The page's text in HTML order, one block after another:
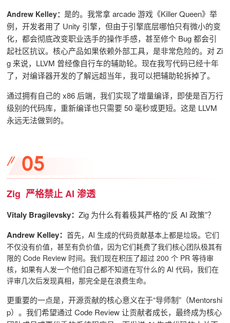
Andrew Kelley： 是的。我常拿 arcade 游戏《Killer Queen》举
例，开发者用了 Unity 引擎，但由于引擎底层哪怕只有微小的变
化，都会彻底改变职业选手的操作手感，甚至修个 Bug 都会引
起社区抗议。核心产品如果依赖外部工具，是非常危险的。对 Zi
g 来说，LLVM 曾经像自行车的辅助轮。现在我写代码已经十年
了，对编译器开发的了解远超当年，我可以把辅助轮拆掉了。
通过拥有自己的 x86 后端，我们实现了增量编译，即使是百万行
级别的代码库，重新编译也只需要 50 毫秒或更短。这是 LLVM
永远无法做到的。
Zig 严格禁止 AI 渗透
Vitaly Bragilevsky： Zig 为什么有着极其严格的“反 AI 政策”？
Andrew Kelley： 首先，AI 生成的代码贡献基本上都是垃圾。 它们
不仅没有价值，甚至有负价值，因为它们耗费了我们核心团队极其有
限的 Code Review 时间。 我们现在积压了超过 200 个 PR 等待审
核， 如果有人发一个他们自己都不知道在写什么的 AI 代码，我们在
评审几次后发现真相，那完全是在浪费生命。
更重要的一点是，开源贡献的核心意义在于“导师制”（Mentorshi
p）。我们希望通过 Code Review 让贡献者成长，最终成为核心